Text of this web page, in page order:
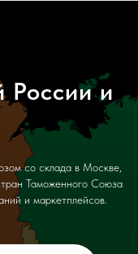
России и
со склада в Москве,
Таможенного Союза
и маркетплейсов.